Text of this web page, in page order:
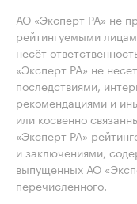
АО «Эксперт РА» не
рейтингуемыми
несёт
«Эксперт РА» не
последствиями,
рекомендациями и
или косвенно
«Эксперт РА»
и заключениями,
выпущенных АО
перечисленного.